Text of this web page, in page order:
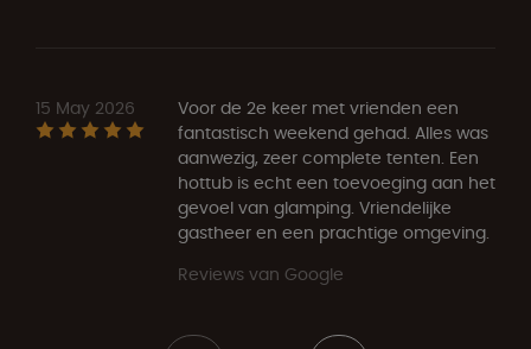
15 May 2026
Voor de 2e keer met vrienden een
fantastisch weekend gehad. Alles was
aanwezig, zeer complete tenten. Een
hottub is echt een toevoeging aan het
gevoel van glamping. Vriendelijke
gastheer en een prachtige omgeving.
Reviews van Google